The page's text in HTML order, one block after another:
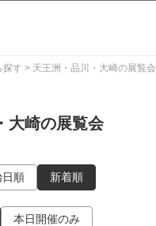
探す > 天王洲・品川・大崎の展覧会
大崎の展覧会
日順 新着順
本日開催のみ